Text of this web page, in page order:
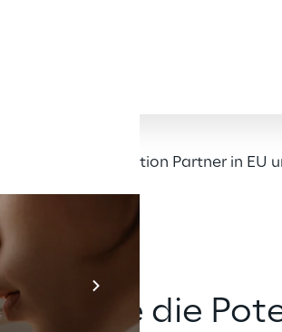
Preferred Solution Partner in
Sie die